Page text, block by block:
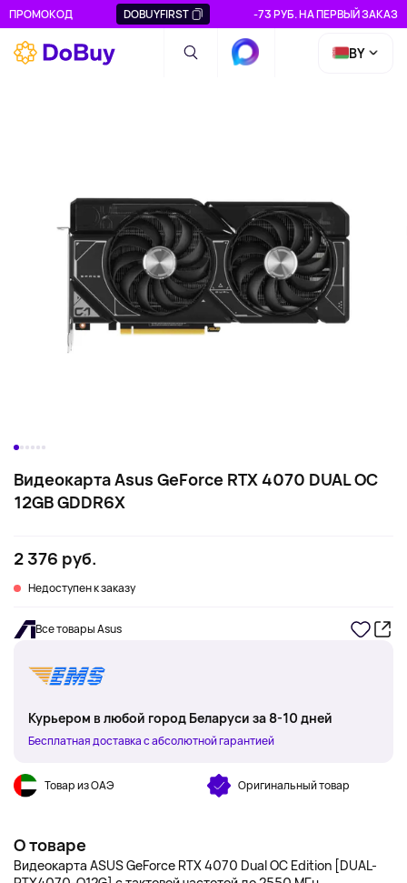
ПРОМОКОД DOBUYFIRST -73 РУБ. НА ПЕРВЫЙ ЗАКАЗ
BY
Видеокарта Asus GeForce RTX 4070 DUAL OC
12GB GDDR6X
2 376 руб.
Недоступен к заказу
Все товары Asus
Курьером в любой город Беларуси за 8-10 дней
Бесплатная доставка с абсолютной гарантией
Товар из ОАЭ Оригинальный товар
О товаре
Видеокарта ASUS GeForce RTX 4070 Dual OC Edition [DUAL-